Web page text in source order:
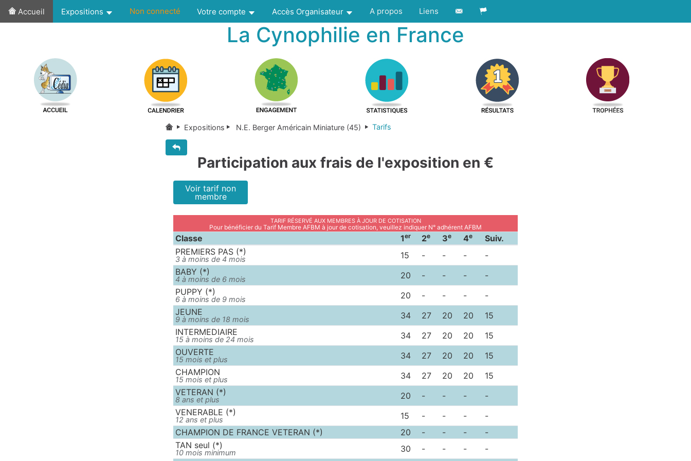
Accueil Expositions Non connecté Votre compte Accès Organisateur A propos Liens
La Cynophilie en France
Expositions N.E. Berger Américain Miniature (45) Tarifs
Participation aux frais de l'exposition en €
Voir tarif non
membre
Tarif réservé aux membres à jour de cotisation
Pour bénéficier du Tarif Membre AFBM à jour de cotisation, veuillez indiquer N° adhérent AFBM
Classe 1er 2e 3e 4e
Suiv.
PREMIERS PAS (*)
3 à moins de 4 mois 15 - - -
-
BABY (*)
4 à moins de 6 mois 20 - - -
-
PUPPY (*)
6 à moins de 9 mois 20 - - -
-
JEUNE
9 à moins de 18 mois 34 27 20 20
15
INTERMEDIAIRE
15 à moins de 24 mois 34 27 20 20
15
OUVERTE
15 mois et plus 34 27 20 20
15
CHAMPION
15 mois et plus 34 27 20 20
15
VETERAN (*)
8 ans et plus 20 - - -
-
VENERABLE (*)
12 ans et plus 15 - - -
-
CHAMPION DE FRANCE VETERAN (*)
20 - - -
-
TAN seul (*)
10 mois minimum 30 - - -
-